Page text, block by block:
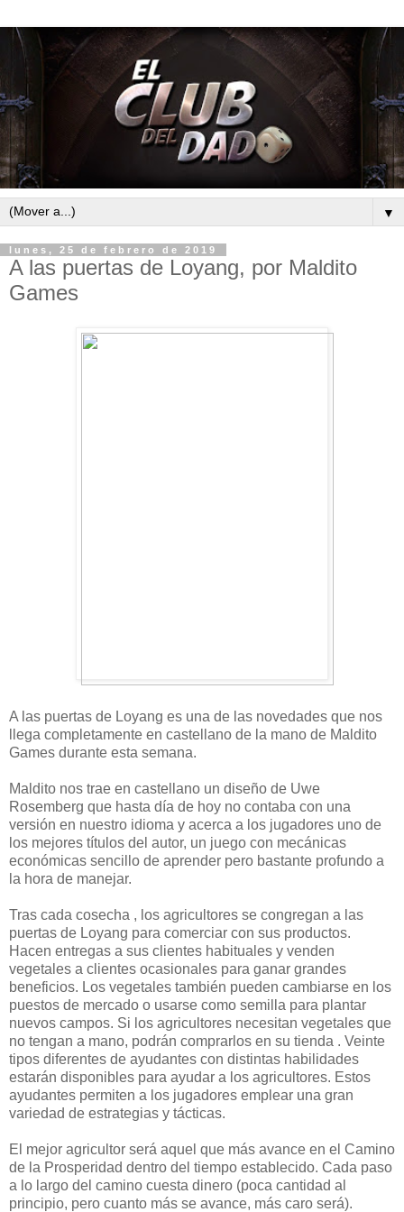
▼
lunes, 25 de febrero de 2019
A las puertas de Loyang, por Maldito
Games
A las puertas de Loyang es una de las novedades que nos
llega completamente en castellano de la mano de Maldito
Games durante esta semana.
Maldito nos trae en castellano un diseño de Uwe
Rosemberg que hasta día de hoy no contaba con una
versión en nuestro idioma y acerca a los jugadores uno de
los mejores títulos del autor, un juego con mecánicas
económicas sencillo de aprender pero bastante profundo a
la hora de manejar.
Tras cada cosecha , los agricultores se congregan a las
puertas de Loyang para comerciar con sus productos.
Hacen entregas a sus clientes habituales y venden
vegetales a clientes ocasionales para ganar grandes
beneficios. Los vegetales también pueden cambiarse en los
puestos de mercado o usarse como semilla para plantar
nuevos campos. Si los agricultores necesitan vegetales que
no tengan a mano, podrán comprarlos en su tienda . Veinte
tipos diferentes de ayudantes con distintas habilidades
estarán disponibles para ayudar a los agricultores. Estos
ayudantes permiten a los jugadores emplear una gran
variedad de estrategias y tácticas.
El mejor agricultor será aquel que más avance en el Camino
de la Prosperidad dentro del tiempo establecido. Cada paso
a lo largo del camino cuesta dinero (poca cantidad al
principio, pero cuanto más se avance, más caro será).